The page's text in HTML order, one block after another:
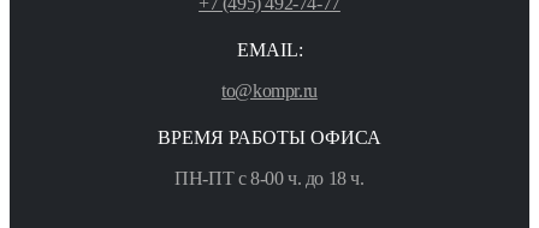
EMAIL:
to@kompr.ru
ВРЕМЯ РАБОТЫ ОФИСА
ПН-ПТ с 8-00 ч. до 18 ч.